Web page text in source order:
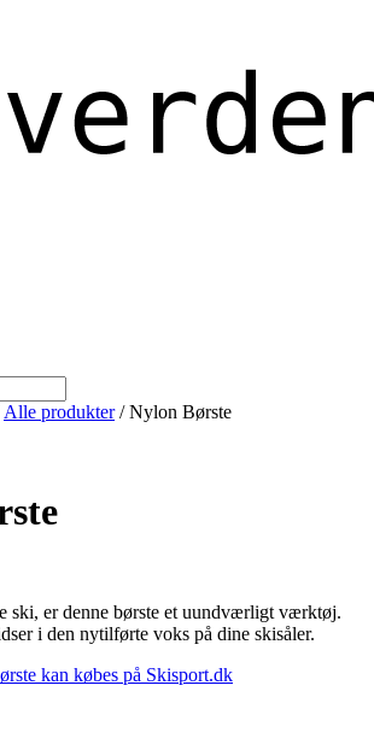
Alle produkter/ Nylon Børste
ski, er denne børste et uundværligt værktøj.
i den nytilførte voks på dine skisåler.
kan købes på Skisport.dk